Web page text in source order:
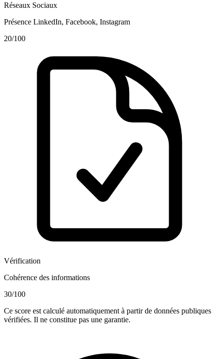
Réseaux Sociaux
Présence LinkedIn, Facebook, Instagram
20/100
Vérification
Cohérence des informations
30/100
Ce score est calculé automatiquement à partir de données publiques
vérifiées. Il ne constitue pas une garantie.